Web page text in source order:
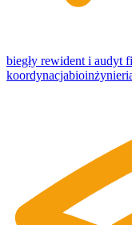
biegły rewident i audyt
koordynacja